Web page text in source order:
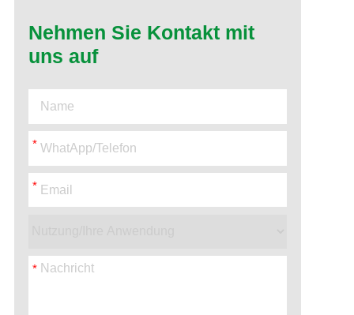
Nehmen Sie Kontakt mit
uns auf
*
*
*